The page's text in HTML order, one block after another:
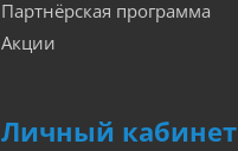
Партнёрская программа
Акции
Личный кабинет